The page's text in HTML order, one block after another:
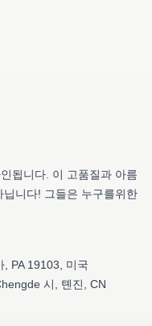
됩니다. 이 고품질과 아름
니다! 그들은 누구를위한
PA 19103, 미국
시, 톈진, CN